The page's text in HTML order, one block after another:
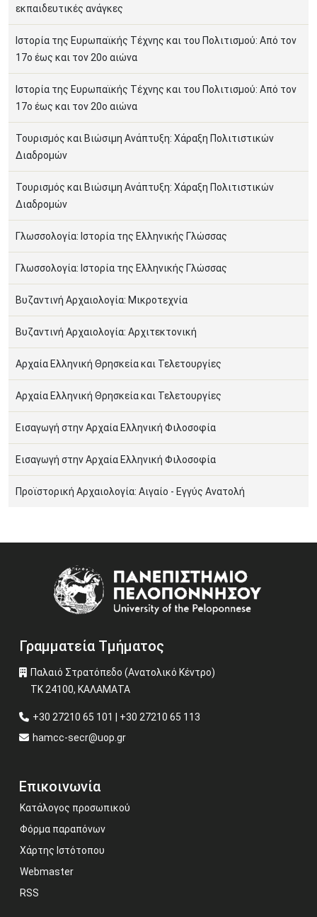
εκπαιδευτικές ανάγκες
Ιστορία της Ευρωπαϊκής Τέχνης και του Πολιτισμού: Από τον
17ο έως και τον 20ο αιώνα
Ιστορία της Ευρωπαϊκής Τέχνης και του Πολιτισμού: Από τον
17ο έως και τον 20ο αιώνα
Τουρισμός και Βιώσιμη Ανάπτυξη: Χάραξη Πολιτιστικών
Διαδρομών
Τουρισμός και Βιώσιμη Ανάπτυξη: Χάραξη Πολιτιστικών
Διαδρομών
Γλωσσολογία: Ιστορία της Ελληνικής Γλώσσας
Γλωσσολογία: Ιστορία της Ελληνικής Γλώσσας
Βυζαντινή Αρχαιολογία: Μικροτεχνία
Βυζαντινή Αρχαιολογία: Αρχιτεκτονική
Αρχαία Ελληνική Θρησκεία και Τελετουργίες
Αρχαία Ελληνική Θρησκεία και Τελετουργίες
Εισαγωγή στην Αρχαία Ελληνική Φιλοσοφία
Εισαγωγή στην Αρχαία Ελληνική Φιλοσοφία
Προϊστορική Αρχαιολογία: Αιγαίο - Εγγύς Ανατολή
Γραμματεία Τμήματος
Παλαιό Στρατόπεδο (Ανατολικό Κέντρο)
ΤΚ 24100, ΚΑΛΑΜΑΤΑ
+30 27210 65 101 | +30 27210 65 113
hamcc-secr@uop.gr
Επικοινωνία
Κατάλογος προσωπικού
Φόρμα παραπόνων
Χάρτης Ιστότοπου
Webmaster
RSS